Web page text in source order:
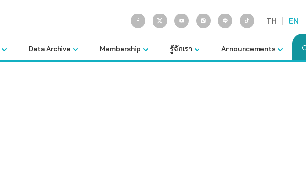
TH | EN
Data Archive Membership รู้จักเรา Announcements